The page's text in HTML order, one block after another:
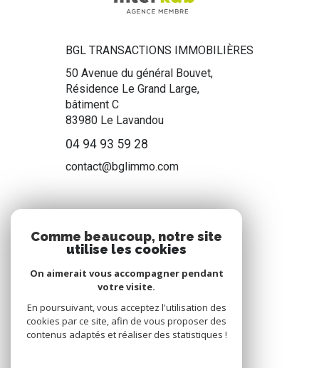
BGL TRANSACTIONS IMMOBILIÈRES
50 Avenue du général Bouvet,
Résidence Le Grand Large,
bâtiment C
83980 Le Lavandou
04 94 93 59 28
contact@bglimmo.com
Nous suivre
Comme beaucoup, notre site
utilise les cookies
On aimerait vous accompagner pendant
votre visite.
En poursuivant, vous acceptez l'utilisation des
cookies par ce site, afin de vous proposer des
contenus adaptés et réaliser des statistiques !